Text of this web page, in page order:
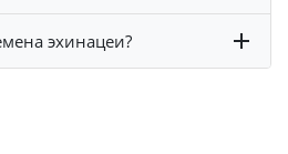
эхинацеи?